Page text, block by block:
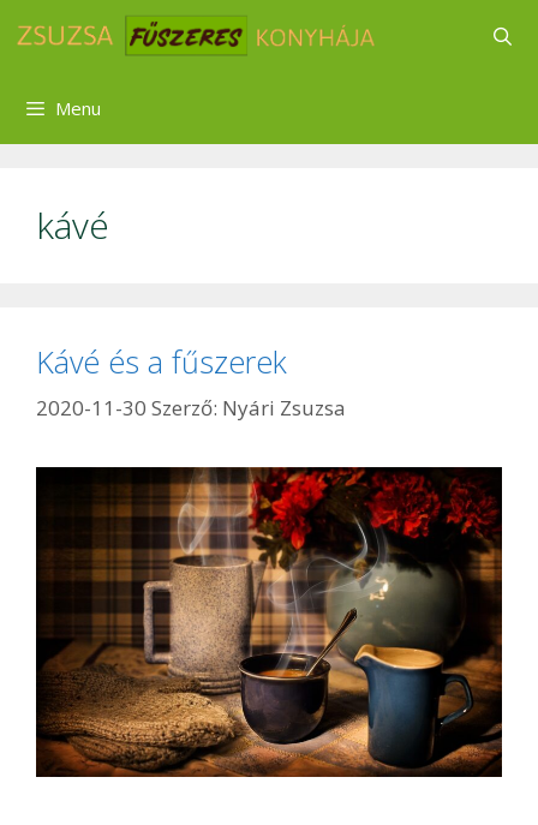
Menu
kávé
Kávé és a fűszerek
2020-11-30 Szerző: Nyári Zsuzsa